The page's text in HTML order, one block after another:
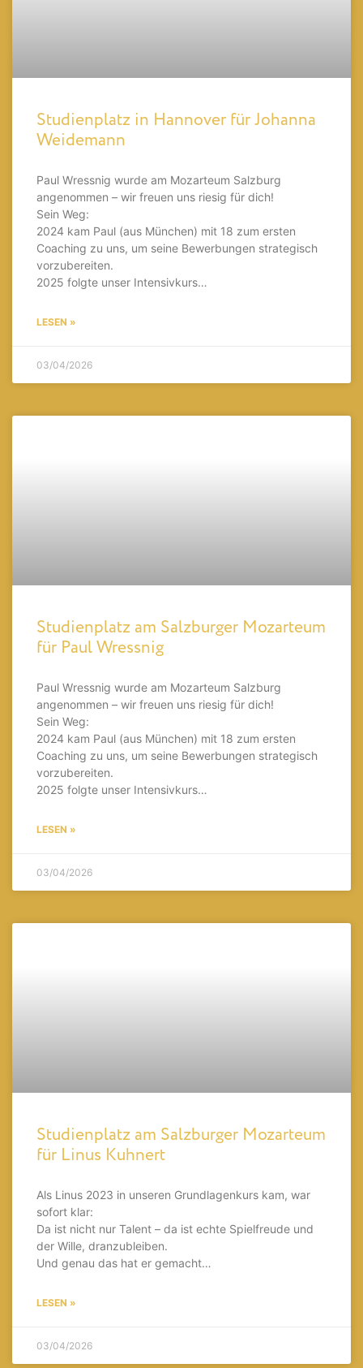
Studienplatz in Hannover für Johanna
Weidemann
Paul Wressnig wurde am Mozarteum Salzburg
angenommen – wir freuen uns riesig für dich!
Sein Weg:
2024 kam Paul (aus München) mit 18 zum ersten
Coaching zu uns, um seine Bewerbungen strategisch
vorzubereiten.
2025 folgte unser Intensivkurs…
LESEN »
03/04/2026
Studienplatz am Salzburger Mozarteum
für Paul Wressnig
Paul Wressnig wurde am Mozarteum Salzburg
angenommen – wir freuen uns riesig für dich!
Sein Weg:
2024 kam Paul (aus München) mit 18 zum ersten
Coaching zu uns, um seine Bewerbungen strategisch
vorzubereiten.
2025 folgte unser Intensivkurs…
LESEN »
03/04/2026
Studienplatz am Salzburger Mozarteum
für Linus Kuhnert
Als Linus 2023 in unseren Grundlagenkurs kam, war
sofort klar:
Da ist nicht nur Talent – da ist echte Spielfreude und
der Wille, dranzubleiben.
Und genau das hat er gemacht…
LESEN »
03/04/2026